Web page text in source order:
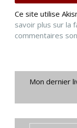
Ce site utilise
savoir plus sur la
commentaires
Mon dernier